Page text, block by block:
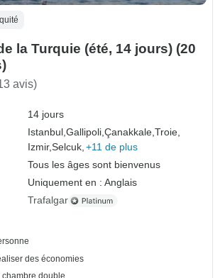
la Turquie (été, 14 jours) (20
avis)
14 jours
Istanbul,Gallipoli,Çanakkale,Troie,
Izmir,Selcuk, +11 de plus
Tous les âges sont bienvenus
Uniquement en : Anglais
Trafalgar
des économies